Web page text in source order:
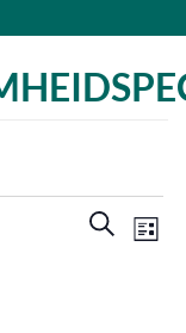
Zoeken
ZOEKEN
LIJST